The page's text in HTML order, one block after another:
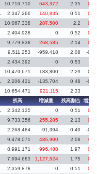
10,710,710 643,372 2.35
2,347,266 140,835 0.51
10,067,338 287,500 2.2
2,404,928 0 0.52
9,779,838 268,585 2.14
9,511,253 -959,418 2.08
-
2,434,392 0 0.53
10,470,671 -183,800 2.29
-
2,206,431 -135,704 0.48
-
10,654,471 921,115 2.33
残高 増減量 残高割合 増減
2,342,135 0 0.51
9,733,356 255,285 2.13
2,268,484 -91,394 0.49
-
9,478,071 486,900 2.08
8,991,171 996,488 1.97
7,994,683 1,127,524 1.75
2,359,878 0 0.51